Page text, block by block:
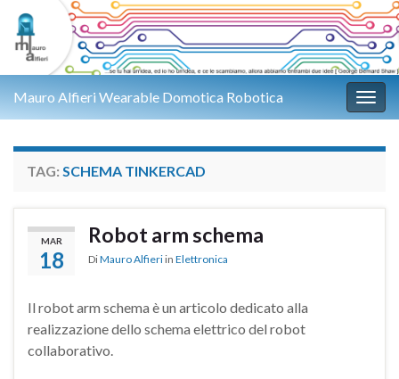
Mauro Alfieri Wearable Domotica Robotica
TAG: SCHEMA TINKERCAD
MAR
18
Robot arm schema
DiMauro Alfieri in Elettronica
Il robot arm schema è un articolo dedicato alla
realizzazione dello schema elettrico del robot
collaborativo.